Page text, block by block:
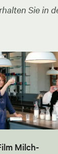
Sie in
Milch-